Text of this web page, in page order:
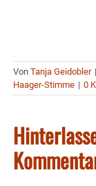
Von Tanja Geidobler |
Haager-Stimme | 0